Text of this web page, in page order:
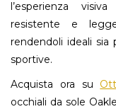
l’esperienza
resistente e
rendendoli ideali sia
sportive.
Acquista ora su
occhiali da sole